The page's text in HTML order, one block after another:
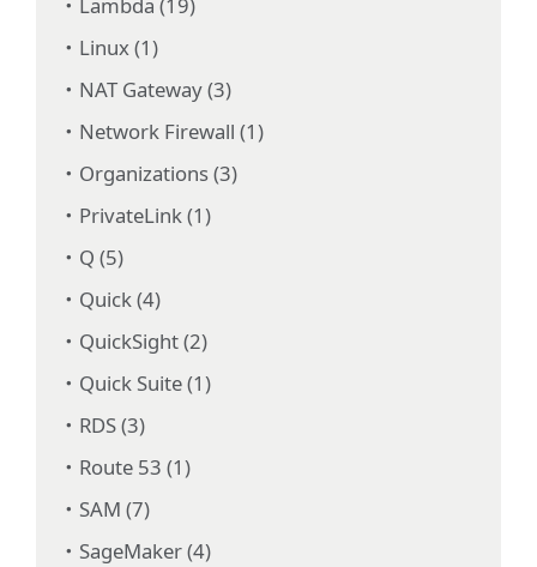
Lambda (19)
Linux (1)
NAT Gateway (3)
Network Firewall (1)
Organizations (3)
PrivateLink (1)
Q (5)
Quick (4)
QuickSight (2)
Quick Suite (1)
RDS (3)
Route 53 (1)
SAM (7)
SageMaker (4)